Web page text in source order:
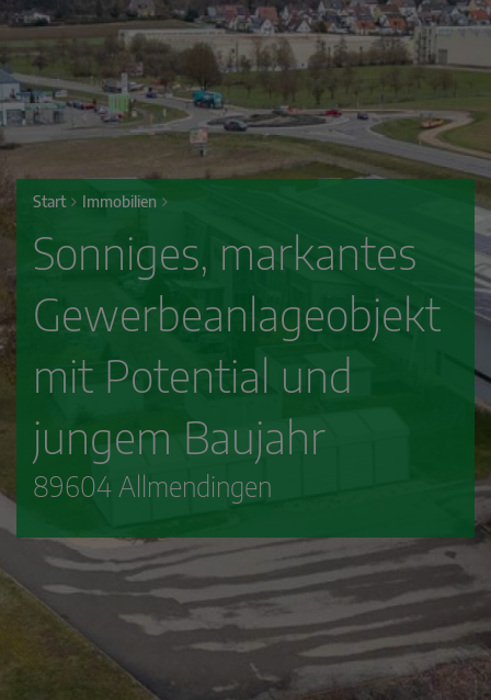
Start Immobilien
Sonniges, markantes
Gewerbeanlageobjekt
mit Potential und
jungem Baujahr
89604 Allmendingen